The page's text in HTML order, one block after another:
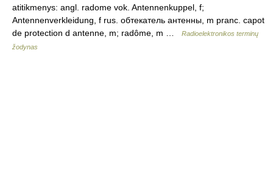
atitikmenys: angl. radome vok. Antennenkuppel, f;
Antennenverkleidung, f rus. обтекатель антенны, m pranc. capot
de protection d antenne, m; radôme, m …
Radioelektronikos terminų
žodynas